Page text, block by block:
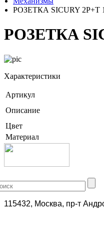
РОЗЕТКА SICURY
РОЗЕТКА
Характеристики
Артикул
Описание
Цвет
Материал
115432, Москва, пр-т